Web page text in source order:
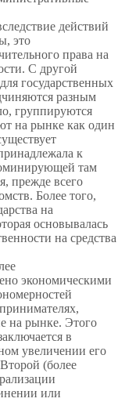
действий
это
права на
С другой
государственных
разным
группируются
на рынке как один
к
там
прежде всего
Более того,
на
основывалась
на средства
экономическими
на рынке. Этого
в
увеличении его
(более
или